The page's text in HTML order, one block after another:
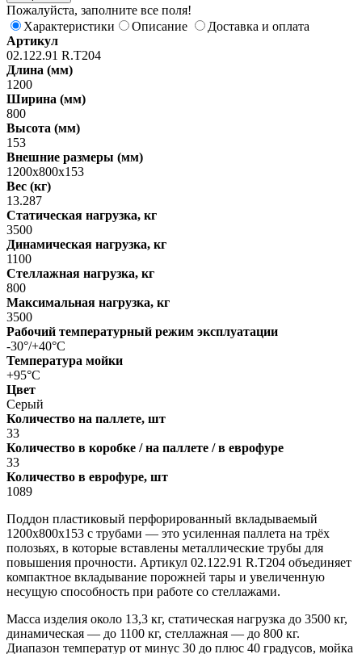
Пожалуйста, заполните все поля!
Характеристики
Описание
Доставка и оплата
Артикул
02.122.91 R.Т204
Длина (мм)
1200
Ширина (мм)
800
Высота (мм)
153
Внешние размеры (мм)
1200х800х153
Вес (кг)
13.287
Статическая нагрузка, кг
3500
Динамическая нагрузка, кг
1100
Стеллажная нагрузка, кг
800
Максимальная нагрузка, кг
3500
Рабочий температурный режим эксплуатации
-30°/+40°С
Температура мойки
+95°С
Цвет
Серый
Количество на паллете, шт
33
Количество в коробке / на паллете / в еврофуре
33
Количество в еврофуре, шт
1089
Поддон пластиковый перфорированный вкладываемый
1200х800х153 с трубами — это усиленная паллета на трёх
полозьях, в которые вставлены металлические трубы для
повышения прочности. Артикул 02.122.91 R.Т204 объединяет
компактное вкладывание порожней тары и увеличенную
несущую способность при работе со стеллажами.
Масса изделия около 13,3 кг, статическая нагрузка до 3500 кг,
динамическая — до 1100 кг, стеллажная — до 800 кг.
Диапазон температур от минус 30 до плюс 40 градусов, мойка